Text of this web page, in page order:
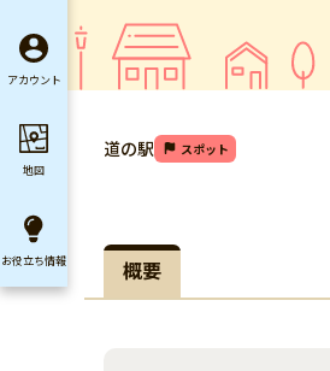
道の駅 スポット
概要
アカウント
地図
お役立ち情報